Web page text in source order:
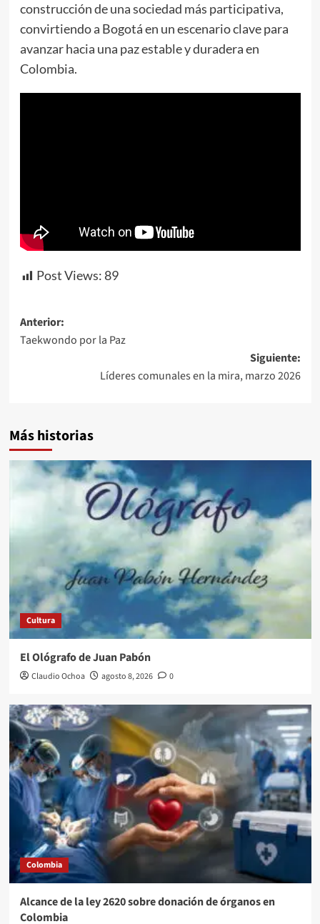
construcción de una sociedad más participativa,
convirtiendo a Bogotá en un escenario clave para
avanzar hacia una paz estable y duradera en
Colombia.
Post Views: 89
Navegación
de
entradas
Anterior:
Taekwondo por la Paz
Siguiente:
Líderes comunales en la mira, marzo 2026
Más historias
Cultura
El Ológrafo de Juan Pabón
Claudio Ochoa agosto 8, 2026 0
Colombia
Alcance de la ley 2620 sobre donación de órganos en
Colombia